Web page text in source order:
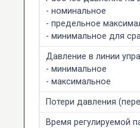
- номинальное
- предельное
- минимальное для
Давление в линии
- минимальное
- максимальное
Потери давления
Время регулируемой